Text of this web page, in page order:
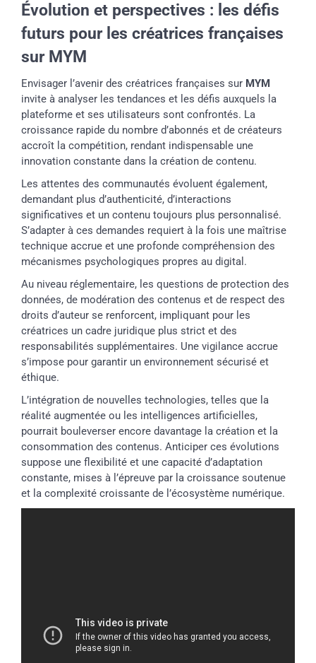
Évolution et perspectives : les défis
futurs pour les créatrices françaises
sur MYM
Envisager l’avenir des créatrices françaises sur MYM
invite à analyser les tendances et les défis auxquels la
plateforme et ses utilisateurs sont confrontés. La
croissance rapide du nombre d’abonnés et de créateurs
accroît la compétition, rendant indispensable une
innovation constante dans la création de contenu.
Les attentes des communautés évoluent également,
demandant plus d’authenticité, d’interactions
significatives et un contenu toujours plus personnalisé.
S’adapter à ces demandes requiert à la fois une maîtrise
technique accrue et une profonde compréhension des
mécanismes psychologiques propres au digital.
Au niveau réglementaire, les questions de protection des
données, de modération des contenus et de respect des
droits d’auteur se renforcent, impliquant pour les
créatrices un cadre juridique plus strict et des
responsabilités supplémentaires. Une vigilance accrue
s’impose pour garantir un environnement sécurisé et
éthique.
L’intégration de nouvelles technologies, telles que la
réalité augmentée ou les intelligences artificielles,
pourrait bouleverser encore davantage la création et la
consommation des contenus. Anticiper ces évolutions
suppose une flexibilité et une capacité d’adaptation
constante, mises à l’épreuve par la croissance soutenue
et la complexité croissante de l’écosystème numérique.